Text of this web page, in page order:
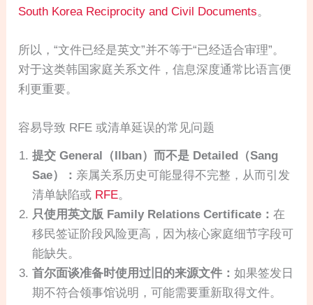
South Korea Reciprocity and Civil Documents。
所以，“文件已经是英文”并不等于“已经适合审理”。
对于这类韩国家庭关系文件，信息深度通常比语言便
利更重要。
容易导致 RFE 或清单延误的常见问题
提交 General（Ilban）而不是 Detailed（Sang
Sae）： 亲属关系历史可能显得不完整，从而引发
清单缺陷或 RFE。
只使用英文版 Family Relations Certificate：在
移民签证阶段风险更高，因为核心家庭细节字段可
能缺失。
首尔面谈准备时使用过旧的来源文件：如果签发日
期不符合领事馆说明，可能需要重新取得文件。